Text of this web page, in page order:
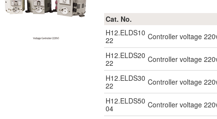
Cat. No.
H12.ELDS10
22
Controller voltage
H12.ELDS20
22
Controller voltage
H12.ELDS30
22
Controller voltage
H12.ELDS50
04
Controller voltage